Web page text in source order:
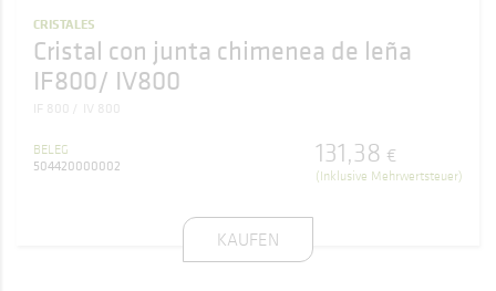
CRISTALES
Cristal con junta chimenea de leña
IF800/ IV800
IF 800 IV 800
BELEG
504420000002
131,38 €
(Inklusive Mehrwertsteuer)
KAUFEN